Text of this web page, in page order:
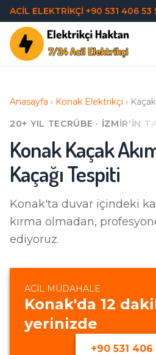
ACİL ELEKTRİKÇİ +90 531 406 53
Anasayfa › Konak Elektrikçi ›
20+ YIL TECRÜBE · İZMIR'IN
KonakKaçak
Kaçağı Tespiti
Konak'ta duvar içindeki
kırma olmadan,
ediyoruz.
ACIL MÜDAHALE
Konak'da 12
yerinizde
+90 531 406